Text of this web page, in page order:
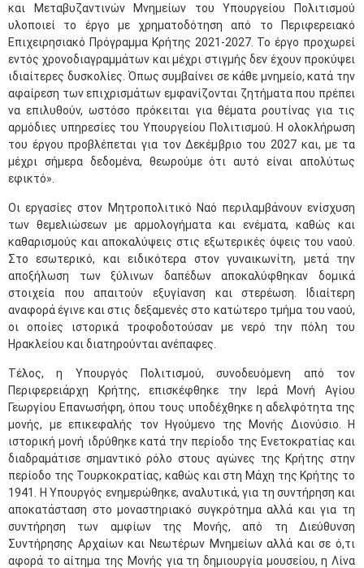
και Μεταβυζαντινών Μνημείων του Υπουργείου Πολιτισμού
υλοποιεί το έργο με χρηματοδότηση από το Περιφερειακό
Επιχειρησιακό Πρόγραμμα Κρήτης 2021-2027. Το έργο προχωρεί
εντός χρονοδιαγραμμάτων και μέχρι στιγμής δεν έχουν προκύψει
ιδιαίτερες δυσκολίες. Όπως συμβαίνει σε κάθε μνημείο, κατά την
αφαίρεση των επιχρισμάτων εμφανίζονται ζητήματα που πρέπει
να επιλυθούν, ωστόσο πρόκειται για θέματα ρουτίνας για τις
αρμόδιες υπηρεσίες του Υπουργείου Πολιτισμού. Η ολοκλήρωση
του έργου προβλέπεται για τον Δεκέμβριο του 2027 και, με τα
μέχρι σήμερα δεδομένα, θεωρούμε ότι αυτό είναι απολύτως
εφικτό».
Οι εργασίες στον Μητροπολιτικό Ναό περιλαμβάνουν ενίσχυση
των θεμελιώσεων με αρμολογήματα και ενέματα, καθώς και
καθαρισμούς και αποκαλύψεις στις εξωτερικές όψεις του ναού.
Στο εσωτερικό, και ειδικότερα στον γυναικωνίτη, μετά την
αποξήλωση των ξύλινων δαπέδων αποκαλύφθηκαν δομικά
στοιχεία που απαιτούν εξυγίανση και στερέωση. Ιδιαίτερη
αναφορά έγινε και στις δεξαμενές στο κατώτερο τμήμα του ναού,
οι οποίες ιστορικά τροφοδοτούσαν με νερό την πόλη του
Ηρακλείου και διατηρούνται ανέπαφες.
Τέλος, η Υπουργός Πολιτισμού, συνοδευόμενη από τον
Περιφερειάρχη Κρήτης, επισκέφθηκε την Ιερά Μονή Αγίου
Γεωργίου Επανωσήφη, όπου τους υποδέχθηκε η αδελφότητα της
μονής, με επικεφαλής τον Ηγούμενο της Μονής Διονύσιο. Η
ιστορική μονή ιδρύθηκε κατά την περίοδο της Ενετοκρατίας και
διαδραμάτισε σημαντικό ρόλο στους αγώνες της Κρήτης στην
περίοδο της Τουρκοκρατίας, καθώς και στη Μάχη της Κρήτης το
1941. Η Υπουργός ενημερώθηκε, αναλυτικά, για τη συντήρηση και
αποκατάσταση στο μοναστηριακό συγκρότημα αλλά και για τη
συντήρηση των αμφίων της Μονής, από τη Διεύθυνση
Συντήρησης Αρχαίων και Νεωτέρων Μνημείων αλλά και σε ό,τι
αφορά το αίτημα της Μονής για τη δημιουργία μουσείου, η Λίνα